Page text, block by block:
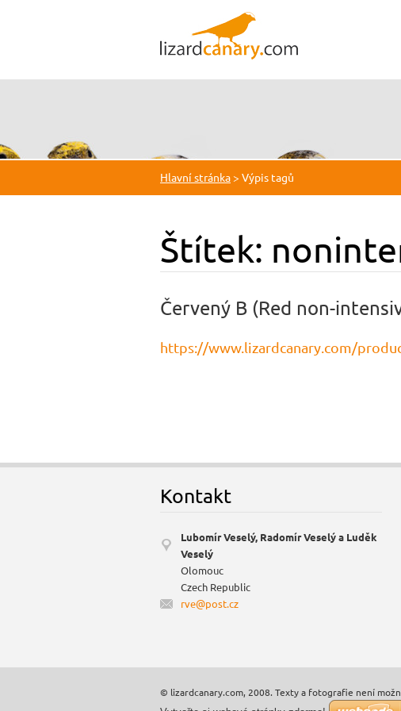
Hlavní stránka> Výpis tagů
Štítek:
Červený B (Red non-
https://www.lizardcanary.com/
Kontakt
Lubomír Veselý, Radomír Veselý a Luděk
Veselý
Olomouc
Czech Republic
rve@post.cz
© lizardcanary.com, 2008. Texty a fotografie není